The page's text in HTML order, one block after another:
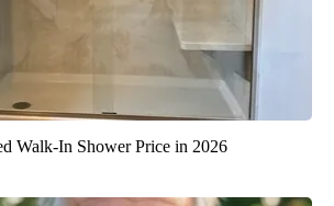
Walk-In Shower Price in 2026